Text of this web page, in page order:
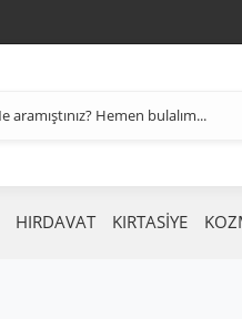
HIRDAVAT KIRTASİYE